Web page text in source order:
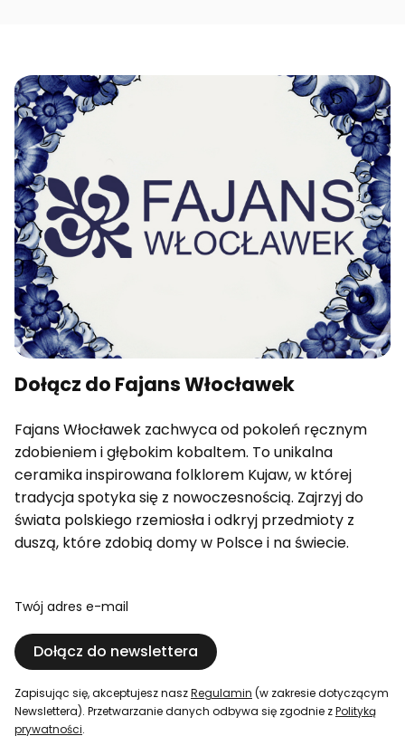
Dołącz do Fajans Włocławek
Fajans Włocławek zachwyca od pokoleń ręcznym
zdobieniem i głębokim kobaltem. To unikalna
ceramika inspirowana folklorem Kujaw, w której
tradycja spotyka się z nowoczesnością. Zajrzyj do
świata polskiego rzemiosła i odkryj przedmioty z
duszą, które zdobią domy w Polsce i na świecie.
Twój adres e-mail
Dołącz do newslettera
Zapisując się, akceptujesz naszRegulamin (w zakresie dotyczącym
Newslettera). Przetwarzanie danych odbywa się zgodnie zPolityką
prywatności.